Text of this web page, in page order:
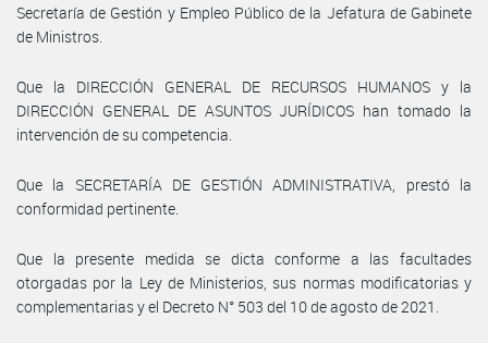
Secretaría de Gestión y Empleo Público de la Jefatura de Gabinete
de Ministros.
Que la DIRECCIÓN GENERAL DE RECURSOS HUMANOS y la
DIRECCIÓN GENERAL DE ASUNTOS JURÍDICOS han tomado la
intervención de su competencia.
Que la SECRETARÍA DE GESTIÓN ADMINISTRATIVA, prestó la
conformidad pertinente.
Que la presente medida se dicta conforme a las facultades
otorgadas por la Ley de Ministerios, sus normas modificatorias y
complementarias y el Decreto N° 503 del 10 de agosto de 2021.